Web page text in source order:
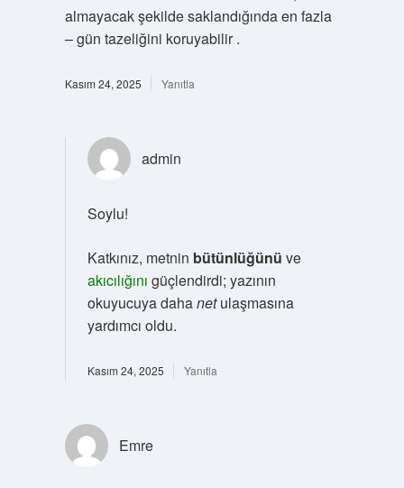
almayacak şekilde saklandığında en fazla
– gün tazeliğini koruyabilir .
Kasım 24, 2025 Yanıtla
admin
Soylu!
Katkınız, metnin bütünlüğünü ve
akıcılığını güçlendirdi; yazının
okuyucuya dahanetulaşmasına
yardımcı oldu.
Kasım 24, 2025 Yanıtla
Emre